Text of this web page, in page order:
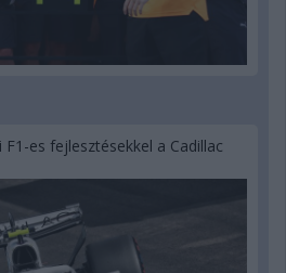
es fejlesztésekkel a Cadillac